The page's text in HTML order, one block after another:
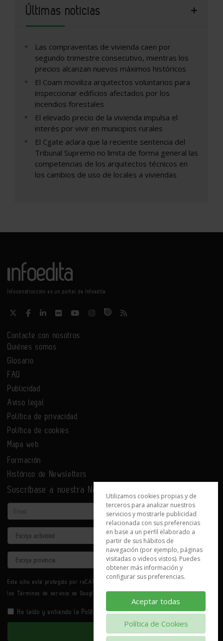
Últimas noticias
Las compraventas de vivienda caen por
segundo trimestre consecutivo, mientras los
precios alcanzan nuevos máximos históricos
El Coam moviliza arquitectos voluntarios para
inspeccionar edificios afectados por los
incendios forestales
El elevado precio de la vivienda impulsa el
interés por vivir en municipios rurales
El Cgate aclara que la reciente sentencia del
Tribunal Supremo no limita de forma general las
competencias de los arquitectos técnicos en
los cambios de uso de locales a viviendas
Infoconstrucción es un portal de Infoedita
Contacte con nosotros
Quiénes somos
Glosario
FAQ
Publicidad
Aviso legal
Política de privacidad
Política de cookies
Mapa web
Formación
Histórico de Newsletters
Suscríbase a nuestra Newsletter
Email
Actividad
Provincia
Este sitio está protegido por reCAPTCHA y se aplican la
los Términos de servicio de Google.
He leído y entiendo la Política de Privacidad
Enviar
Utilizamos cookies propias y de
terceros para analizar nuestros
servicios y mostrarle publicidad
relacionada con sus preferencias
en base a un perfil elaborado a
partir de sus hábitos de
navegación (por ejemplo, páginas
visitadas o videos vistos). Puedes
obtener más información y
configurar sus preferencias.
Aceptar todas
Política de Cookies